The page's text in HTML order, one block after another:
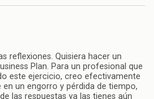
reflexiones. Quisiera hacer un
Plan. Para un profesional que
este ejercicio, creo efectivamente
en un engorro y pérdida de tiempo,
las respuestas ya las tienes aún